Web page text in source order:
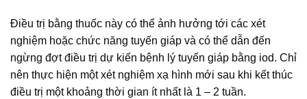
Điều trị bằng thuốc này có thể ảnh hưởng tới các xét
nghiệm hoặc chức năng tuyến giáp và có thể dẫn đến
ngừng đợt điều trị dự kiến bệnh lý tuyến giáp bằng iod. Chỉ
nên thực hiện một xét nghiệm xạ hình mới sau khi kết thúc
điều trị một khoảng thời gian ít nhất là 1 – 2 tuần.